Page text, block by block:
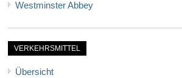
Westminster Abbey
VERKEHRSMITTEL
Übersicht